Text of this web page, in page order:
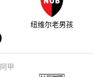
纽维尔老男孩
阿甲